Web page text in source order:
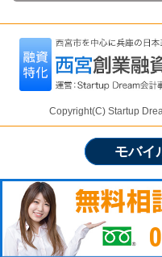
Copyright(C) Startup
モバイ